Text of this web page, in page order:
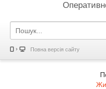
Повна версія сайту